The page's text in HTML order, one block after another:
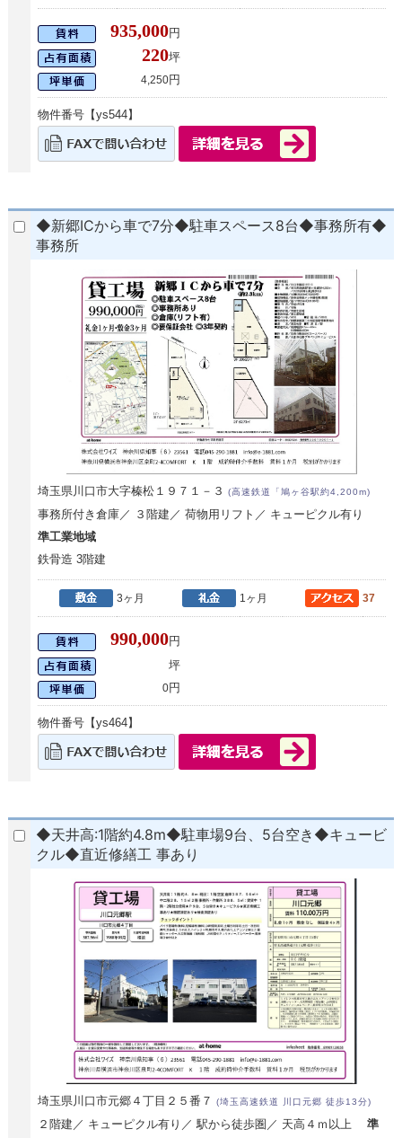
935,000円
220坪
4,250円
物件番号【ys544】
◆新郷ICから車で7分◆駐車スペース8台◆事務所有◆
事務所
埼玉県川口市大字榛松１９７１－３(高速鉄道「鳩ヶ谷駅約4,200m)
事務所付き倉庫／ ３階建／ 荷物用リフト／ キューピクル有り
準工業地域
鉄骨造 3階建
3ヶ月 1ヶ月 37
990,000円
坪
0円
物件番号【ys464】
◆天井高:1階約4.8m◆駐車場9台、5台空き◆キュービ
クル◆直近修繕工 事あり
埼玉県川口市元郷４丁目２５番７(埼玉高速鉄道 川口元郷 徒歩13分)
２階建／ キューピクル有り／ 駅から徒歩圏／ 天高４ｍ以上準